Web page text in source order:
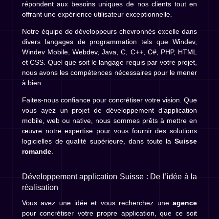
répondent aux besoins uniques de nos clients tout en
offrant une expérience utilisateur exceptionnelle.
Notre équipe de développeurs chevronnés excelle dans
divers langages de programmation tels que Windev,
Windev Mobile, Webdev, Java, C, C++, C#, PHP, HTML
et CSS. Quel que soit le langage requis par votre projet,
nous avons les compétences nécessaires pour le mener
à bien.
Faites-nous confiance pour concrétiser votre vision. Que
vous ayez un projet de développement d’application
mobile, web ou native, nous sommes prêts à mettre en
œuvre notre expertise pour vous fournir des solutions
logicielles de qualité supérieure, dans toute laSuisse
romande.
Développement application Suisse : De l’idée à la
réalisation
Vous avez une idée et vous recherchez uneagence
pour concrétiser votre propre application, que ce soit